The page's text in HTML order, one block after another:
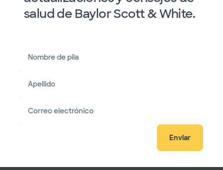
salud de Baylor Scott & White.
Nombre de pila
Apellido
Correo electrónico
Enviar